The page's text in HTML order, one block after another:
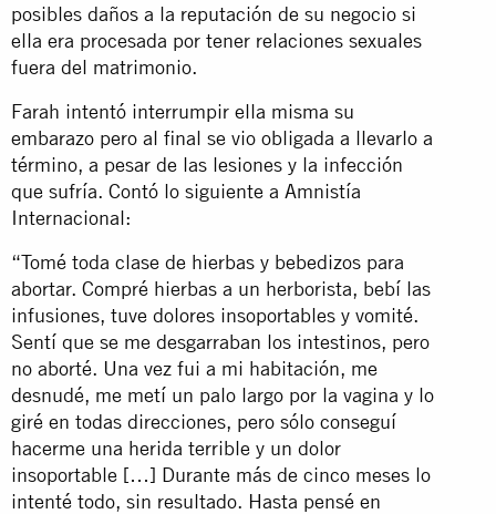
posibles daños a la reputación de su negocio si
ella era procesada por tener relaciones sexuales
fuera del matrimonio.
Farah intentó interrumpir ella misma su
embarazo pero al final se vio obligada a llevarlo a
término, a pesar de las lesiones y la infección
que sufría. Contó lo siguiente a Amnistía
Internacional:
“Tomé toda clase de hierbas y bebedizos para
abortar. Compré hierbas a un herborista, bebí las
infusiones, tuve dolores insoportables y vomité.
Sentí que se me desgarraban los intestinos, pero
no aborté. Una vez fui a mi habitación, me
desnudé, me metí un palo largo por la vagina y lo
giré en todas direcciones, pero sólo conseguí
hacerme una herida terrible y un dolor
insoportable […] Durante más de cinco meses lo
intenté todo, sin resultado. Hasta pensé en